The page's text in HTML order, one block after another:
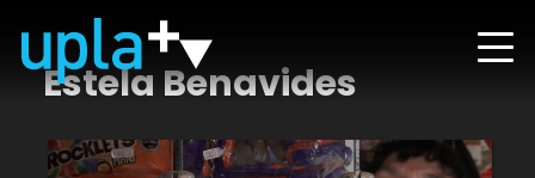
Estela Benavides